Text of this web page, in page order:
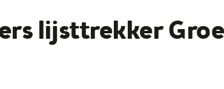
lijsttrekker